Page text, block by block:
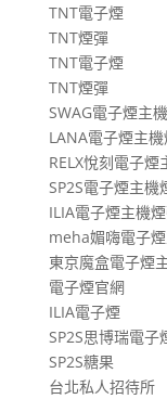
TNT電子煙
TNT煙彈
TNT電子煙
TNT煙彈
SWAG電子煙主
LANA電子煙主
RELX悅刻電子煙
SP2S電子煙主機
ILIA電子煙主機
meha媚嗨電子
東京魔盒電子煙
電子煙官網
ILIA電子煙
SP2S思博瑞電子
SP2S糖果
台北私人招待所